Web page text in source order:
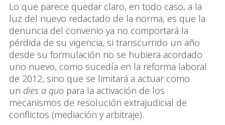
Lo que parece quedar claro, en todo caso, a la
luz del nuevo redactado de la norma, es que la
denuncia del convenio ya no comportará la
pérdida de su vigencia, si transcurrido un año
desde su formulación no se hubiera acordado
uno nuevo, como sucedía en la reforma laboral
de 2012, sino que se limitará a actuar como
un dies a quo para la activación de los
mecanismos de resolución extrajudicial de
conflictos (mediación y arbitraje).